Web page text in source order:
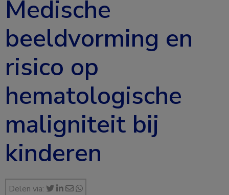
Medische
beeldvorming en
risico op
hematologische
maligniteit bij
kinderen
Delen via: